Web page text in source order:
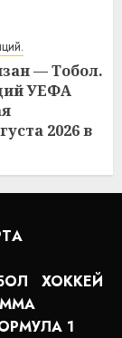
— Тобол.
УЕФА
2026 в
ХОККЕЙ
MMA
1